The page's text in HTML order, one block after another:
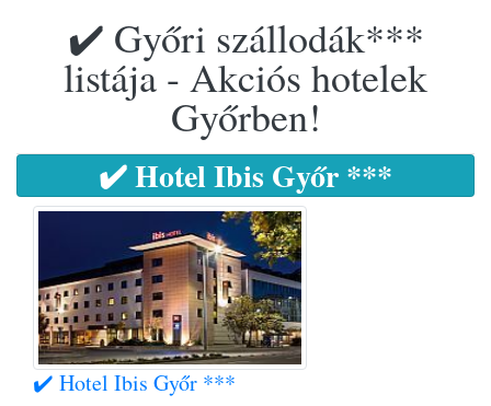
✔️ Győri szállodák***
listája - Akciós hotelek
Győrben!
✔️ Hotel Ibis Győr ***
✔️ Hotel Ibis Győr ***